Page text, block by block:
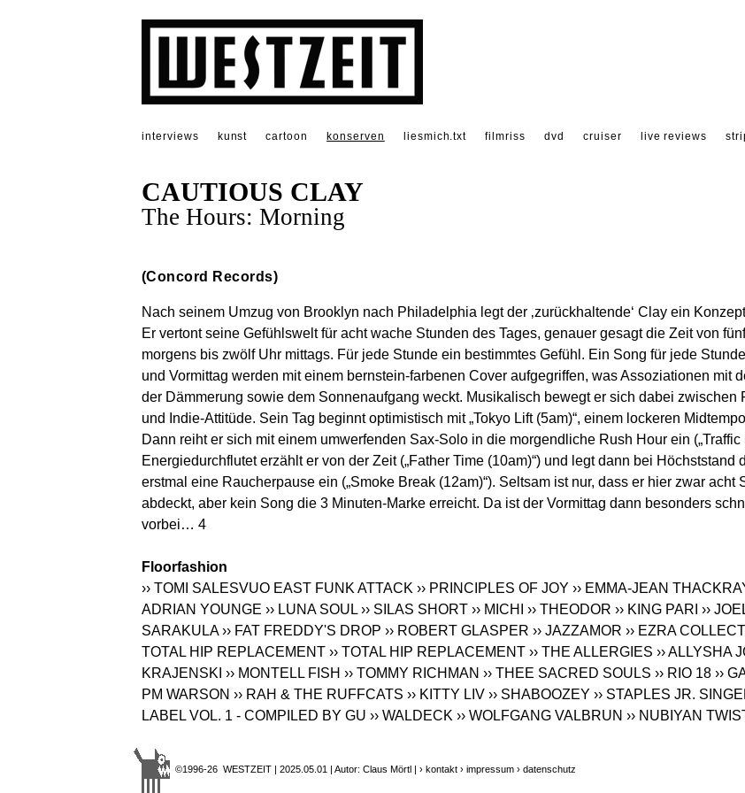
interviews kunst cartoon konserven liesmich.txt filmriss dvd cruiser live reviews
CAUTIOUS CLAY
The Hours: Morning
(Concord Records)
Nach seinem Umzug von Brooklyn nach Philadelphia legt der ‚zurückhaltende‘ Clay ein
Er vertont seine Gefühlswelt für acht wache Stunden des Tages, genauer gesagt die Zeit von
morgens bis zwölf Uhr mittags. Für jede Stunde ein bestimmtes Gefühl. Ein Song für jede
und Vormittag werden mit einem bernstein-farbenen Cover aufgegriffen, was Assoziationen mit
der Dämmerung sowie dem Sonnenaufgang weckt. Musikalisch bewegt er sich dabei zwischen
und Indie-Attitüde. Sein Tag beginnt optimistisch mit „Tokyo Lift (5am)“, einem lockeren
Dann reiht er sich mit einem umwerfenden Sax-Solo in die morgendliche Rush Hour ein („Traffic
Energiedurchflutet erzählt er von der Zeit („Father Time (10am)“) und legt dann bei Höchststand
erstmal eine Raucherpause ein („Smoke Break (12am)“). Seltsam ist nur, dass er hier zwar acht
abdeckt, aber kein Song die 3 Minuten-Marke erreicht. Da ist der Vormittag dann besonders
vorbei… 4
Floorfashion
›› TOMI SALESVUO EAST FUNK ATTACK ›› PRINCIPLES OF JOY ›› EMMA-JEAN
ADRIAN YOUNGE ›› LUNA SOUL ›› SILAS SHORT ›› MICHI ›› THEODOR ›› KING PARI ››
SARAKULA ›› FAT FREDDY'S DROP ›› ROBERT GLASPER ›› JAZZAMOR ›› EZRA
TOTAL HIP REPLACEMENT ›› TOTAL HIP REPLACEMENT ›› THE ALLERGIES ›› ALLYSHA
KRAJENSKI ›› MONTELL FISH ›› TOMMY RICHMAN ›› THEE SACRED SOULS ›› RIO 18 ››
PM WARSON ›› RAH & THE RUFFCATS ›› KITTY LIV ›› SHABOOZEY ›› STAPLES JR.
LABEL VOL. 1 - COMPILED BY GU ›› WALDECK ›› WOLFGANG VALBRUN ›› NUBIYAN
©1996-26 WESTZEIT | 2025.05.01 | Autor: Claus Mörtl | › kontakt › impressum › datenschutz